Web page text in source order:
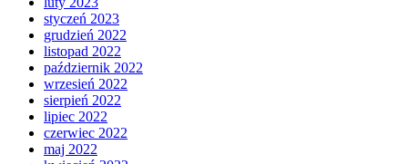
styczeń 2023
grudzień 2022
listopad 2022
październik 2022
wrzesień 2022
sierpień 2022
lipiec 2022
czerwiec 2022
maj 2022